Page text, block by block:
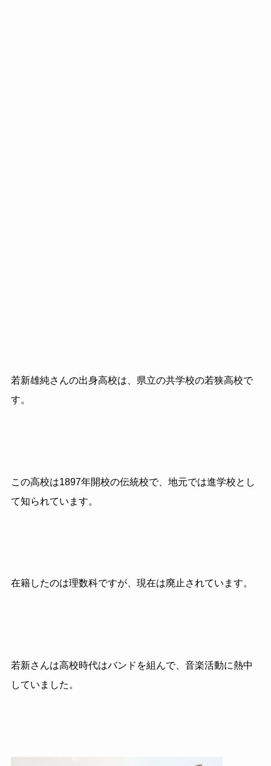
若新雄純さんの出身高校は、県立の共学校の若狭高校で
す。
この高校は1897年開校の伝統校で、地元では進学校とし
て知られています。
在籍したのは理数科ですが、現在は廃止されています。
若新さんは高校時代はバンドを組んで、音楽活動に熱中
していました。